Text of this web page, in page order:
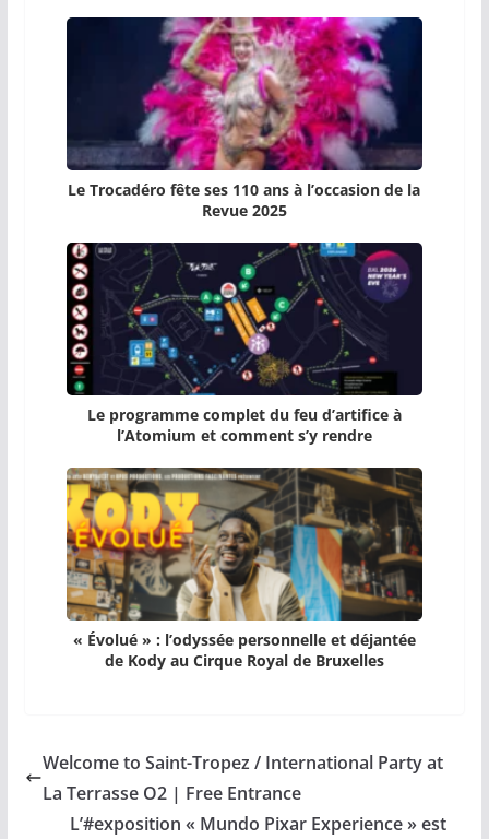
Le Trocadéro fête ses 110 ans à l’occasion de la
Revue 2025
Le programme complet du feu d’artifice à
l’Atomium et comment s’y rendre
« Évolué » : l’odyssée personnelle et déjantée
de Kody au Cirque Royal de Bruxelles
Welcome to Saint-Tropez / International Party at
La Terrasse O2 | Free Entrance
L’#exposition « Mundo Pixar Experience » est